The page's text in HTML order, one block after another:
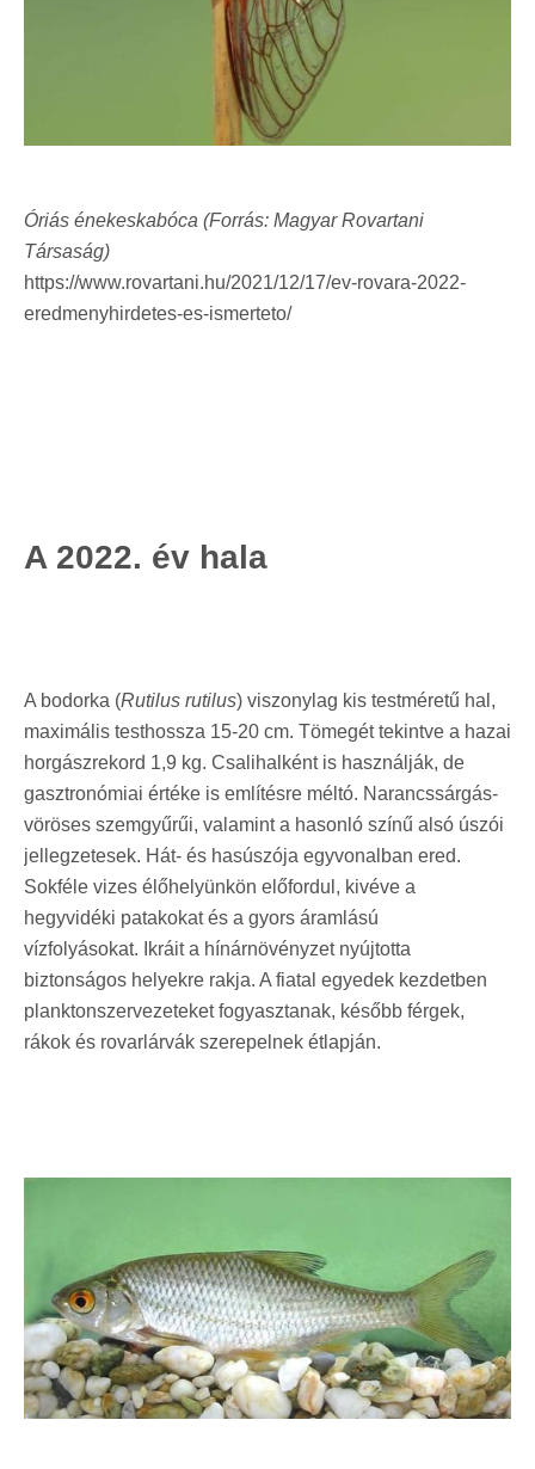
Óriás énekeskabóca (Forrás: Magyar Rovartani
Társaság)
https://www.rovartani.hu/2021/12/17/ev-rovara-2022-
eredmenyhirdetes-es-ismerteto/
A 2022. év hala
A bodorka (Rutilus rutilus) viszonylag kis testméretű hal,
maximális testhossza 15-20 cm. Tömegét tekintve a hazai
horgászrekord 1,9 kg. Csalihalként is használják, de
gasztronómiai értéke is említésre méltó. Narancssárgás-
vöröses szemgyűrűi, valamint a hasonló színű alsó úszói
jellegzetesek. Hát- és hasúszója egyvonalban ered.
Sokféle vizes élőhelyünkön előfordul, kivéve a
hegyvidéki patakokat és a gyors áramlású
vízfolyásokat. Ikráit a hínárnövényzet nyújtotta
biztonságos helyekre rakja. A fiatal egyedek kezdetben
planktonszervezeteket fogyasztanak, később férgek,
rákok és rovarlárvák szerepelnek étlapján.